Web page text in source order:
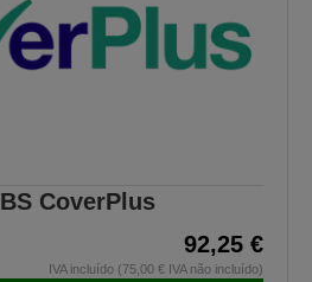
CoverPlus
92,25 €
IVA incluído (75,00 € IVA não incluído)